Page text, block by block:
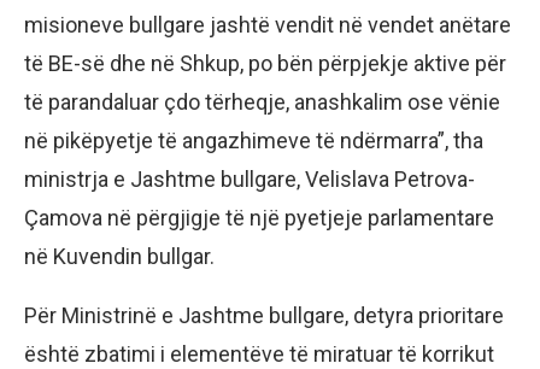
misioneve bullgare jashtë vendit në vendet anëtare
të BE-së dhe në Shkup, po bën përpjekje aktive për
të parandaluar çdo tërheqje, anashkalim ose vënie
në pikëpyetje të angazhimeve të ndërmarra”, tha
ministrja e Jashtme bullgare, Velislava Petrova-
Çamova në përgjigje të një pyetjeje parlamentare
në Kuvendin bullgar.
Për Ministrinë e Jashtme bullgare, detyra prioritare
është zbatimi i elementëve të miratuar të korrikut